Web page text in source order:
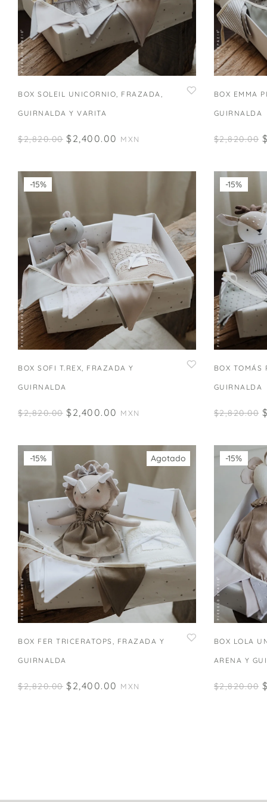
BOX SOLEIL UNICORNIO, FRAZADA,
GUIRNALDA Y VARITA
$2,820.00 $2,400.00 MXN
BOX EMMA
GUIRNALDA
$2,820.00 $
-15%
BOX SOFI T.REX, FRAZADA Y
GUIRNALDA
$2,820.00 $2,400.00 MXN
-15%
BOX TOMÁS
GUIRNALDA
$2,820.00 $
-15% Agotado
BOX FER TRICERATOPS, FRAZADA Y
GUIRNALDA
$2,820.00 $2,400.00 MXN
-15%
BOX LOLA
ARENA Y
$2,820.00 $